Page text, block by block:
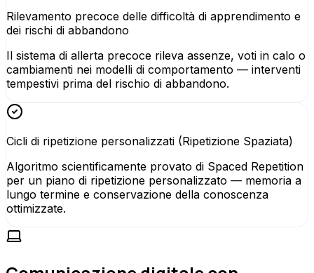
Rilevamento precoce delle difficoltà di apprendimento e
dei rischi di abbandono
Il sistema di allerta precoce rileva assenze, voti in calo o
cambiamenti nei modelli di comportamento — interventi
tempestivi prima del rischio di abbandono.
Cicli di ripetizione personalizzati (Ripetizione Spaziata)
Algoritmo scientificamente provato di Spaced Repetition
per un piano di ripetizione personalizzato — memoria a
lungo termine e conservazione della conoscenza
ottimizzate.